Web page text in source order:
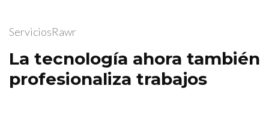
ServiciosRawr
La tecnología ahora también
profesionaliza trabajos